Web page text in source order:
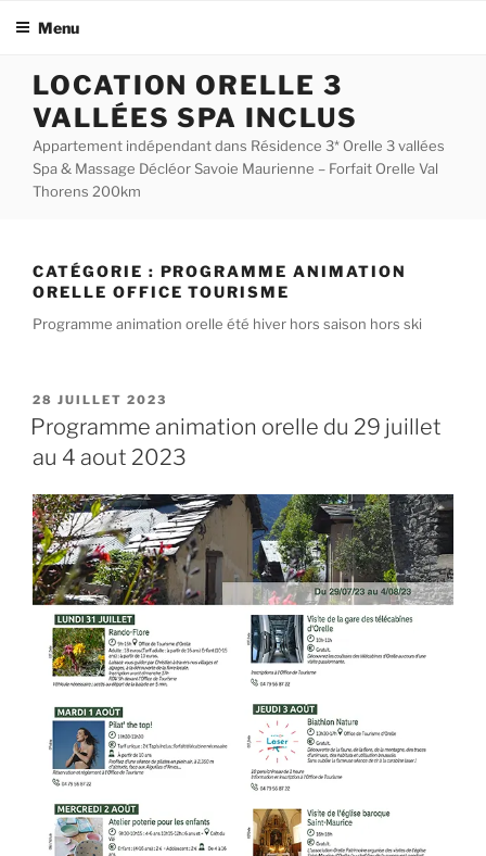
contenu
principal
LOCATION ORELLE 3
VALLÉES SPA INCLUS
Appartement indépendant dans Résidence 3* Orelle 3 vallées
Spa & Massage Décléor Savoie Maurienne – Forfait Orelle Val
Thorens 200km
Menu
CATÉGORIE : PROGRAMME ANIMATION
ORELLE OFFICE TOURISME
Programme animation orelle été hiver hors saison hors ski
PUBLIÉ
LE
28 JUILLET 2023
Programme animation orelle du 29 juillet
au 4 aout 2023